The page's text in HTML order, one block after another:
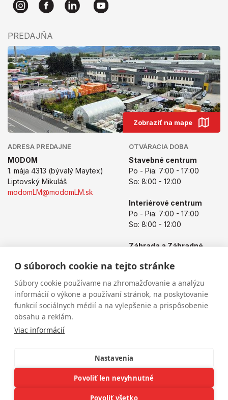
O súboroch cookie na tejto stránke
Súbory cookie používame na zhromažďovanie a analýzu
informácií o výkone a používaní stránok, na poskytovanie
funkcií sociálnych médií a na vylepšenie a prispôsobenie
obsahu a reklám.
Viac informácií
Nastavenia
Povoliť len nevyhnutné
Povoliť všetko
PREDAJŇA
Zobraziť na mape
ADRESA PREDAJNE
MODOM
1. mája 4313 (bývalý Maytex)
Liptovský Mikuláš
modomLM@modomLM.sk
OTVÁRACIA DOBA
Stavebné centrum
Po - Pia: 7:00 - 17:00
So: 8:00 - 12:00
Interiérové centrum
Po - Pia: 7:00 - 17:00
So: 8:00 - 12:00
Záhrada a Záhradné
Po - Pia: 8:00 - 17:00
So: 8:00 - 12:00
Copyright © 2026modomLM.skVšetky práva vyhradené